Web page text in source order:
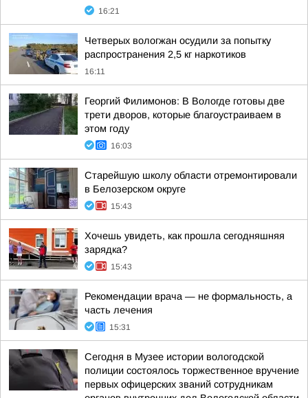
16:21
Четверых вологжан осудили за попытку
распространения 2,5 кг наркотиков
16:11
Георгий Филимонов: В Вологде готовы две
трети дворов, которые благоустраиваем в
этом году
16:03
Старейшую школу области отремонтировали
в Белозерском округе
15:43
Хочешь увидеть, как прошла сегодняшняя
зарядка?
15:43
Рекомендации врача — не формальность, а
часть лечения
15:31
Сегодня в Музее истории вологодской
полиции состоялось торжественное вручение
первых офицерских званий сотрудникам